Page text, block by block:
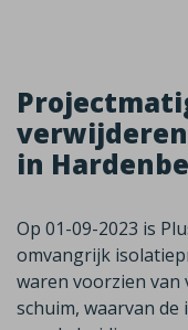
in
Op 01-09-2023 is
omvangrijk
waren voorzien van
schuim, waarvan